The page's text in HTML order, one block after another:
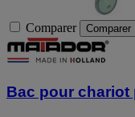
Comparer Comparer
Bac pour chariot